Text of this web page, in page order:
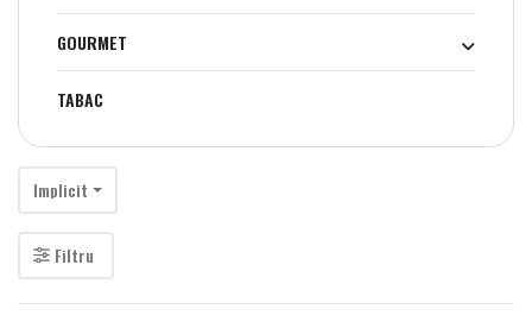
GOURMET
TABAC
Implicit
Filtru